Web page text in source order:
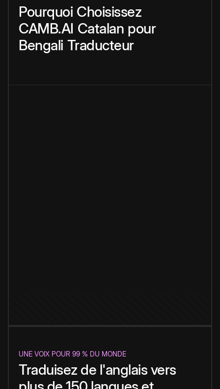
Pourquoi Choisissez
CAMB.AI Catalan pour
Bengali Traducteur
UNE VOIX POUR 99 % DU MONDE
Traduisez de l'anglais vers